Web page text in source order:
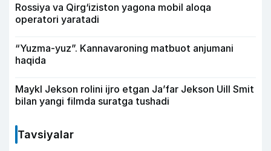
Rossiya va Qirg‘iziston yagona mobil aloqa
operatori yaratadi
“Yuzma-yuz”. Kannavaroning matbuot anjumani
haqida
Maykl Jekson rolini ijro etgan Ja’far Jekson Uill Smit
bilan yangi filmda suratga tushadi
Tavsiyalar